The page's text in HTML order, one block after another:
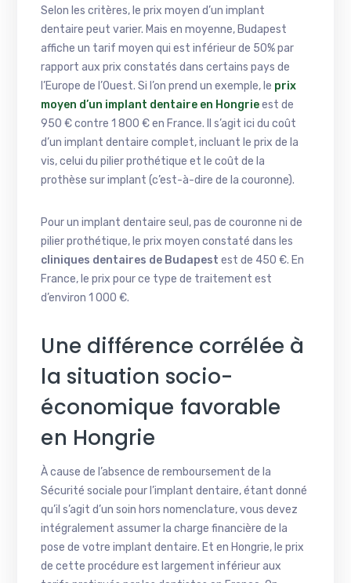
Selon les critères, le prix moyen d’un implant
dentaire peut varier. Mais en moyenne, Budapest
affiche un tarif moyen qui est inférieur de 50% par
rapport aux prix constatés dans certains pays de
l’Europe de l’Ouest. Si l’on prend un exemple, le prix
moyen d’un implant dentaire en Hongrieest de
950 € contre 1 800 € en France. Il s’agit ici du coût
d’un implant dentaire complet, incluant le prix de la
vis, celui du pilier prothétique et le coût de la
prothèse sur implant (c’est-à-dire de la couronne).
Pour un implant dentaire seul, pas de couronne ni de
pilier prothétique, le prix moyen constaté dans les
cliniques dentaires de Budapest est de 450 €. En
France, le prix pour ce type de traitement est
d’environ 1 000 €.
Une différence corrélée à
la situation socio-
économique favorable
en Hongrie
À cause de l’absence de remboursement de la
Sécurité sociale pour l’implant dentaire, étant donné
qu’il s’agit d’un soin hors nomenclature, vous devez
intégralement assumer la charge financière de la
pose de votre implant dentaire. Et en Hongrie, le prix
de cette procédure est largement inférieur aux